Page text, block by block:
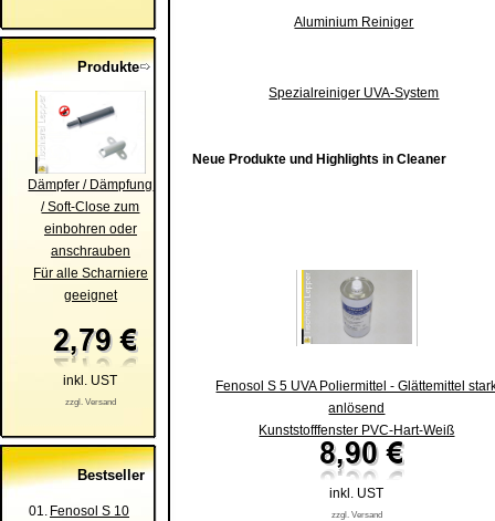
Produkte
Dämpfer / Dämpfung
/ Soft-Close zum
einbohren oder
anschrauben
Für alle Scharniere
geeignet
inkl. UST
zzgl. Versand
Bestseller
01. Fenosol S 10
Aluminium Reiniger
Spezialreiniger UVA-System
Neue Produkte und Highlights in Cleaner
Fenosol S 5 UVA Poliermittel - Glättemittel
anlösend
Kunststofffenster PVC-Hart-Weiß
inkl. UST
zzgl. Versand